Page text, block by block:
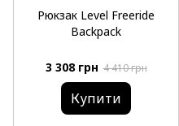
Рюкзак Level Freeride
Backpack
3 308 грн 4 410 грн
Купити